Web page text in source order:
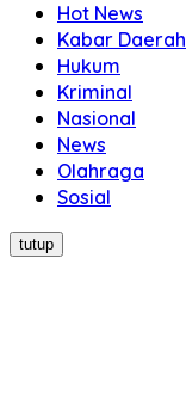
Hot News
Kabar Daerah
Hukum
Kriminal
Nasional
News
Olahraga
Sosial
tutup